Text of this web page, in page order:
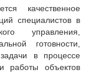
качественное
специалистов в
управления,
готовности,
в процессе
работы объектов